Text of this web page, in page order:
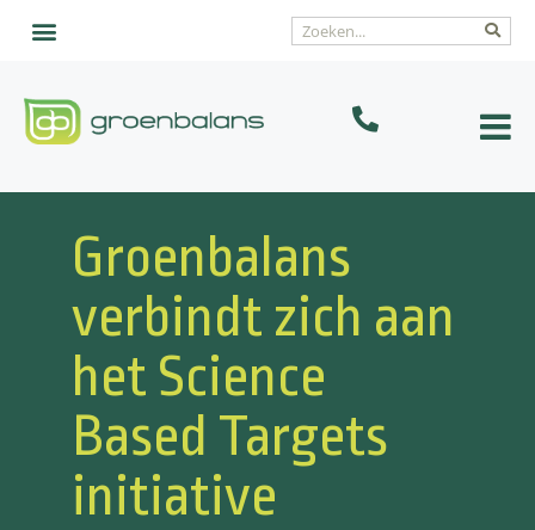
Groenbalans
verbindt zich aan
het Science
Based Targets
initiative